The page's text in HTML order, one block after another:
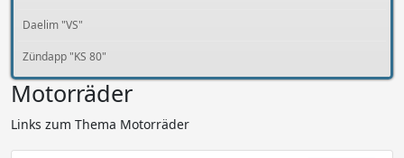
Daelim "VS"
Zündapp "KS 80"
Motorräder
Links zum Thema Motorräder